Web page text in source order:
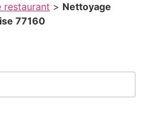
restaurant > Nettoyage
77160